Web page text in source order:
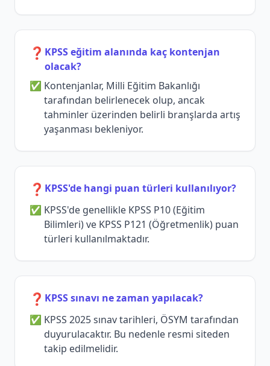
❓ KPSS eğitim alanında kaç kontenjan
olacak?
Kontenjanlar, Milli Eğitim Bakanlığı
tarafından belirlenecek olup, ancak
tahminler üzerinden belirli branşlarda artış
yaşanması bekleniyor.
❓ KPSS'de hangi puan türleri kullanılıyor?
KPSS'de genellikle KPSS P10 (Eğitim
Bilimleri) ve KPSS P121 (Öğretmenlik) puan
türleri kullanılmaktadır.
❓ KPSS sınavı ne zaman yapılacak?
KPSS 2025 sınav tarihleri, ÖSYM tarafından
duyurulacaktır. Bu nedenle resmi siteden
takip edilmelidir.